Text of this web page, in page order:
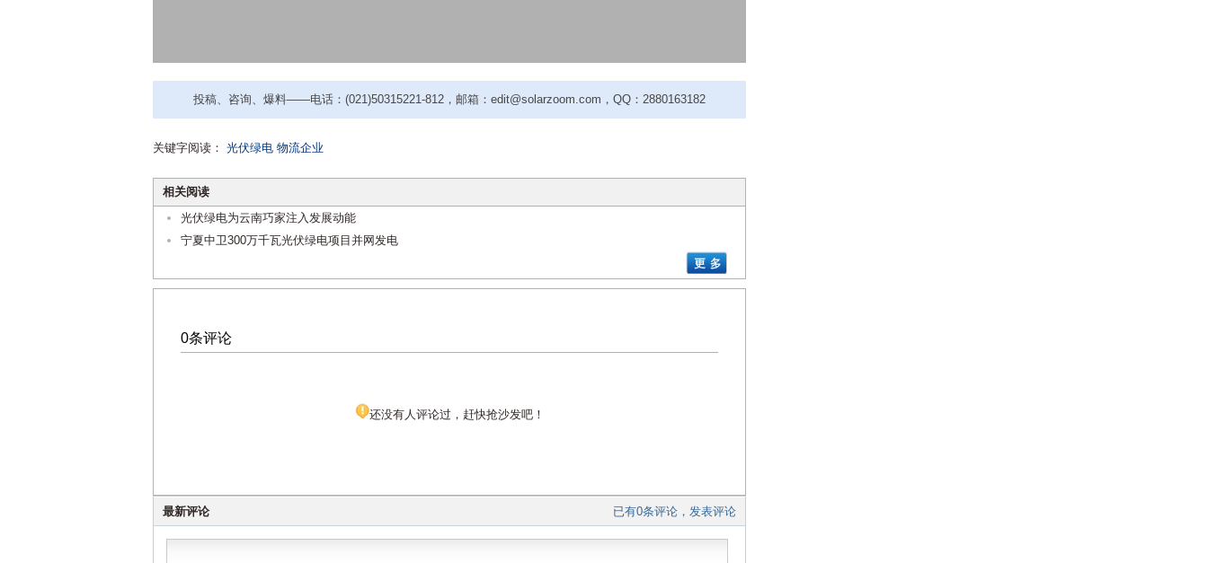
投稿、咨询、爆料——电话：(021)50315221-812，邮箱：edit@solarzoom.com，QQ：2880163182
关键字阅读： 光伏绿电 物流企业
相关阅读
光伏绿电为云南巧家注入发展动能
宁夏中卫300万千瓦光伏绿电项目并网发电
0条评论
还没有人评论过，赶快抢沙发吧！
已有0条评论，发表评论
最新评论